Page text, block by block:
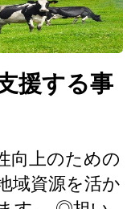
援する事
向上のための
域資源を活か